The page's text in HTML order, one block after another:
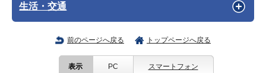
生活・交通
前のページへ戻る トップページへ戻る
表示 PC スマートフォン